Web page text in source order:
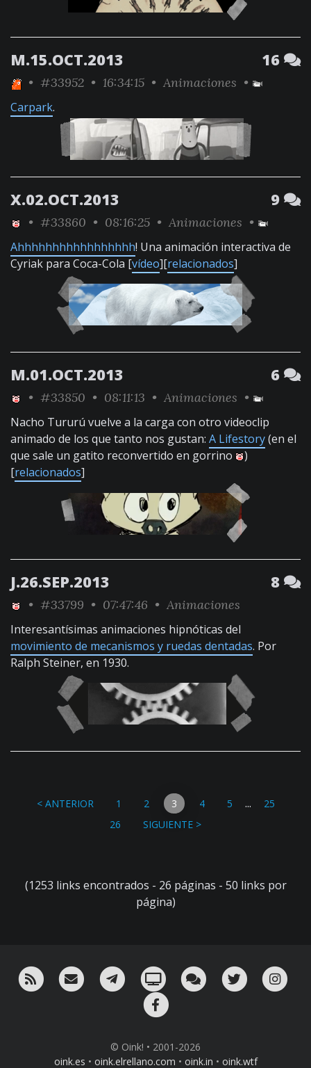
M.15.OCT.2013 16
• #33952 • 16:34:15 • Animaciones •
Carpark.
X.02.OCT.2013 9
• #33860 • 08:16:25 • Animaciones •
Ahhhhhhhhhhhhhhhhh! Una animación interactiva de
Cyriak para Coca-Cola [vídeo][relacionados]
M.01.OCT.2013 6
• #33850 • 08:11:13 • Animaciones •
Nacho Tururú vuelve a la carga con otro videoclip
animado de los que tanto nos gustan: A Lifestory(en el
que sale un gatito reconvertido en gorrino
)
[relacionados]
J.26.SEP.2013 8
• #33799 • 07:47:46 • Animaciones
Interesantísimas animaciones hipnóticas del
movimiento de mecanismos y ruedas dentadas. Por
Ralph Steiner, en 1930.
< ANTERIOR 1 2 3 4 5 ...
25
26
SIGUIENTE >
(1253 links encontrados - 26 páginas - 50 links por
página)
RSS ¡Mándame un email!¡Nuestro canal en Telegram!
Oink! TV Charla con nosotros
Twitter
© Oink! • 2001-2026
oink.es • oink.elrellano.com • oink.in • oink.wtf